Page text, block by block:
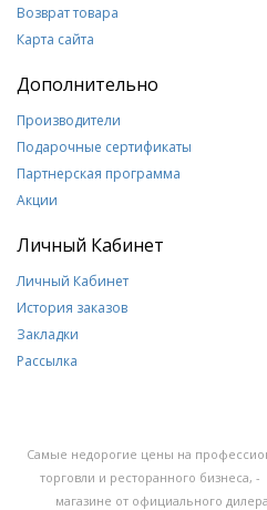
Возврат товара
Карта сайта
Дополнительно
Производители
Подарочные сертификаты
Партнерская программа
Акции
Личный Кабинет
Личный Кабинет
История заказов
Закладки
Рассылка
Самые недорогие цены на
торговли и ресторанного бизнеса,
магазине от официального